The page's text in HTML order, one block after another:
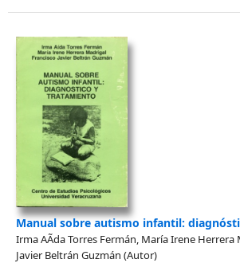
Manual sobre autismo infantil:
Irma AÃ­da Torres Fermán, María Irene Herrera
Javier Beltrán Guzmán (Autor)